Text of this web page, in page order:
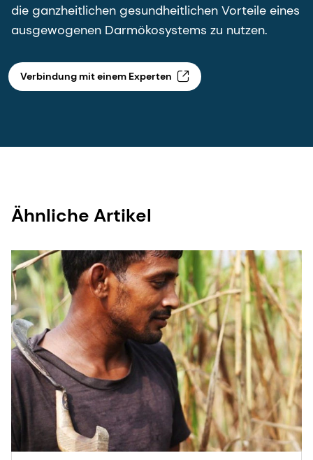
die ganzheitlichen gesundheitlichen Vorteile eines
ausgewogenen Darmökosystems zu nutzen.
Verbindung mit einem Experten
Ähnliche Artikel